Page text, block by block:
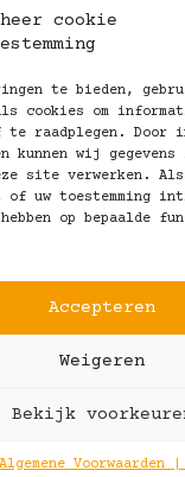
cookie
te bieden,
cookies om
raadplegen. Door
kunnen wij
site verwerken.
of uw toestemming
op bepaalde
Accepteren
Weigeren
Bekijk
© 2025
Algemene